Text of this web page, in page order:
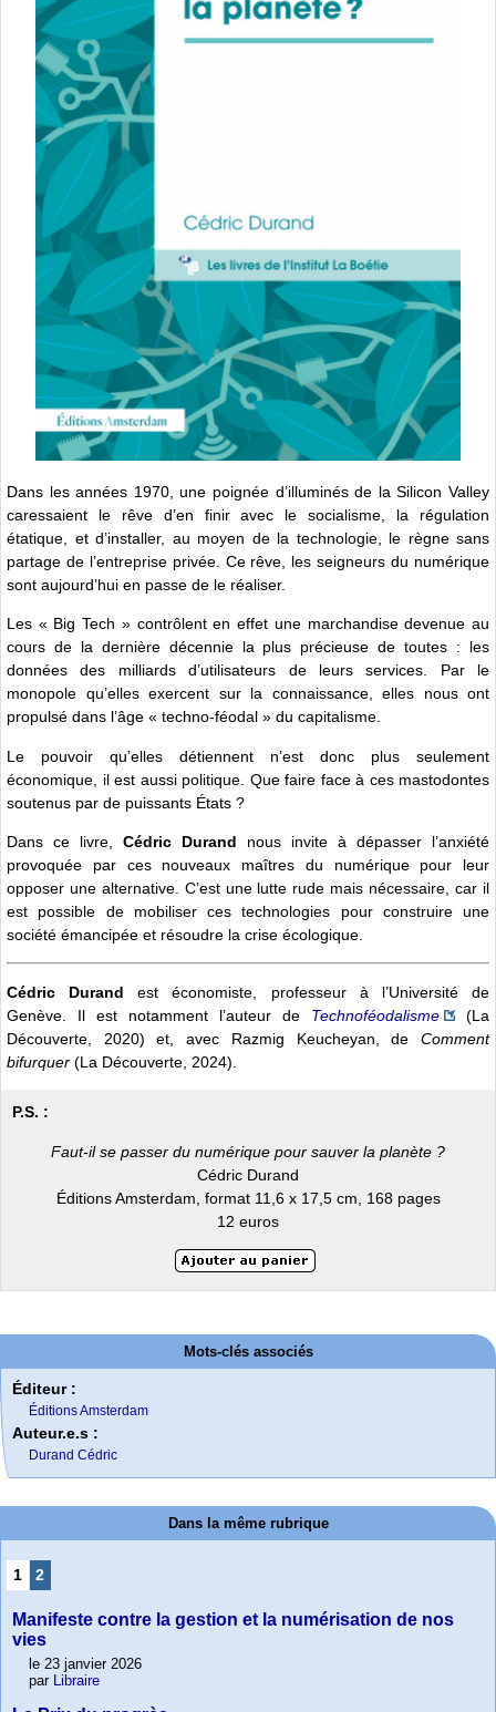
Dans les années 1970, une poignée d’illuminés de la Silicon Valley
caressaient le rêve d’en finir avec le socialisme, la régulation
étatique, et d’installer, au moyen de la technologie, le règne sans
partage de l’entreprise privée. Ce rêve, les seigneurs du numérique
sont aujourd’hui en passe de le réaliser.
Les « Big Tech » contrôlent en effet une marchandise devenue au
cours de la dernière décennie la plus précieuse de toutes : les
données des milliards d’utilisateurs de leurs services. Par le
monopole qu’elles exercent sur la connaissance, elles nous ont
propulsé dans l’âge « techno-féodal » du capitalisme.
Le pouvoir qu’elles détiennent n’est donc plus seulement
économique, il est aussi politique. Que faire face à ces mastodontes
soutenus par de puissants États ?
Dans ce livre, Cédric Durand nous invite à dépasser l’anxiété
provoquée par ces nouveaux maîtres du numérique pour leur
opposer une alternative. C’est une lutte rude mais nécessaire, car il
est possible de mobiliser ces technologies pour construire une
société émancipée et résoudre la crise écologique.
Cédric Durand est économiste, professeur à l’Université de
Genève. Il est notamment l’auteur de Technoféodalisme
(La
Découverte, 2020) et, avec Razmig Keucheyan, de Comment
bifurquer (La Découverte, 2024).
P.S. :
Faut-il se passer du numérique pour sauver la planète ?
Cédric Durand
Éditions Amsterdam, format 11,6 x 17,5 cm, 168 pages
12 euros
Mots-clés associés
Éditeur :
Éditions Amsterdam
Auteur.e.s :
Durand Cédric
Dans la même rubrique
1 2
Manifeste contre la gestion et la numérisation de nos
vies
le 23 janvier 2026
par Libraire